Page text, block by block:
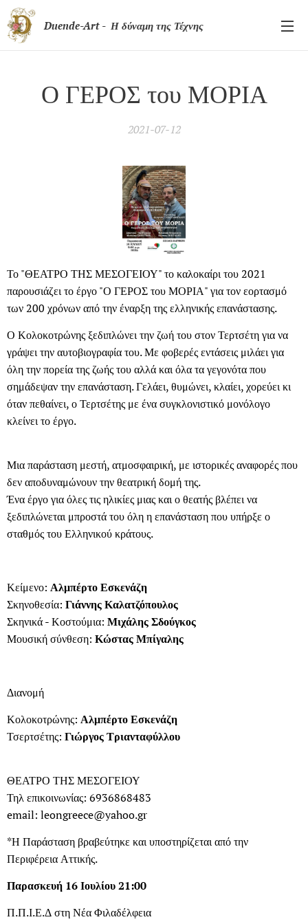
Duende-Art - Η δύναμη της Τέχνης
Ο ΓΕΡΟΣ του ΜΟΡΙΑ
2021-07-12
Το "ΘΕΑΤΡΟ ΤΗΣ ΜΕΣΟΓΕΙΟΥ" το καλοκαίρι του 2021
παρουσιάζει το έργο "Ο ΓΕΡΟΣ του ΜΟΡΙΑ" για τον εορτασμό
των 200 χρόνων από την έναρξη της ελληνικής επανάστασης.
Ο Κολοκοτρώνης ξεδιπλώνει την ζωή του στον Τερτσέτη για να
γράψει την αυτοβιογραφία του. Με φοβερές εντάσεις μιλάει για
όλη την πορεία της ζωής του αλλά και όλα τα γεγονότα που
σημάδεψαν την επανάσταση. Γελάει, θυμώνει, κλαίει, χορεύει κι
όταν πεθαίνει, ο Τερτσέτης με ένα συγκλονιστικό μονόλογο
κλείνει το έργο.
Μια παράσταση μεστή, ατμοσφαιρική, με ιστορικές αναφορές που
δεν αποδυναμώνουν την θεατρική δομή της.
Ένα έργο για όλες τις ηλικίες μιας και ο θεατής βλέπει να
ξεδιπλώνεται μπροστά του όλη η επανάσταση που υπήρξε ο
σταθμός του Ελληνικού κράτους.
Κείμενο: Αλμπέρτο Εσκενάζη
Σκηνοθεσία: Γιάννης Καλατζόπουλος
Σκηνικά - Κοστούμια: Μιχάλης Σδούγκος
Μουσική σύνθεση: Κώστας Μπίγαλης
Διανομή
Κολοκοτρώνης: Αλμπέρτο Εσκενάζη
Τσερτσέτης: Γιώργος Τριανταφύλλου
ΘΕΑΤΡΟ ΤΗΣ ΜΕΣΟΓΕΙΟΥ
Τηλ επικοινωνίας: 6936868483
email: leongreece@yahoo.gr
*Η Παράσταση βραβεύτηκε και υποστηρίζεται από την
Περιφέρεια Αττικής.
Παρασκευή 16 Ιουλίου 21:00
Π.Π.Ι.Ε.Δ στη Νέα Φιλαδέλφεια